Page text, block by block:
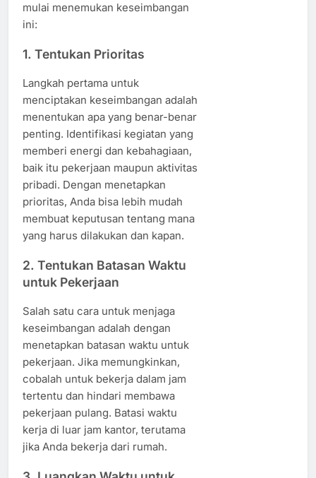
mulai menemukan keseimbangan
ini:
1. Tentukan Prioritas
Langkah pertama untuk
menciptakan keseimbangan adalah
menentukan apa yang benar-benar
penting. Identifikasi kegiatan yang
memberi energi dan kebahagiaan,
baik itu pekerjaan maupun aktivitas
pribadi. Dengan menetapkan
prioritas, Anda bisa lebih mudah
membuat keputusan tentang mana
yang harus dilakukan dan kapan.
2. Tentukan Batasan Waktu
untuk Pekerjaan
Salah satu cara untuk menjaga
keseimbangan adalah dengan
menetapkan batasan waktu untuk
pekerjaan. Jika memungkinkan,
cobalah untuk bekerja dalam jam
tertentu dan hindari membawa
pekerjaan pulang. Batasi waktu
kerja di luar jam kantor, terutama
jika Anda bekerja dari rumah.